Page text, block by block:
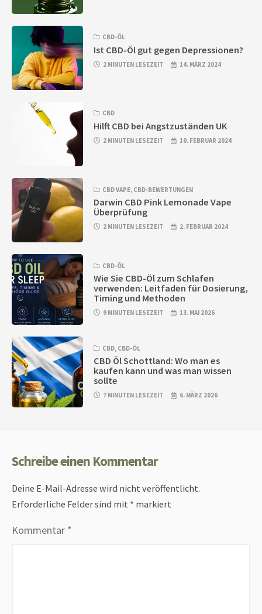
CBD-ÖL
Ist CBD-Öl gut gegen Depressionen?
2 MINUTEN LESEZEIT 14. MÄRZ 2024
CBD
Hilft CBD bei Angstzuständen UK
2 MINUTEN LESEZEIT 10. FEBRUAR 2024
CBD VAPE, CBD-BEWERTUNGEN
Darwin CBD Pink Lemonade Vape
Überprüfung
2 MINUTEN LESEZEIT 2. FEBRUAR 2024
CBD-ÖL
Wie Sie CBD-Öl zum Schlafen
verwenden: Leitfaden für Dosierung,
Timing und Methoden
9 MINUTEN LESEZEIT 13. MAI 2026
CBD, CBD-ÖL
CBD Öl Schottland: Wo man es
kaufen kann und was man wissen
sollte
7 MINUTEN LESEZEIT 6. MÄRZ 2026
Schreibe einen Kommentar
Deine E-Mail-Adresse wird nicht veröffentlicht.
Erforderliche Felder sind mit * markiert
Kommentar *